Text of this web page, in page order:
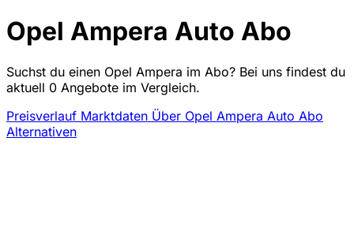
Opel Ampera Auto Abo
Suchst du einen Opel Ampera im Abo? Bei uns findest du
aktuell 0 Angebote im Vergleich.
Preisverlauf Marktdaten Über Opel Ampera Auto Abo
Alternativen